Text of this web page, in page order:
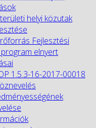
helyi közutak
Fejlesztési
elnyert
1.5.3-16-2017-00018